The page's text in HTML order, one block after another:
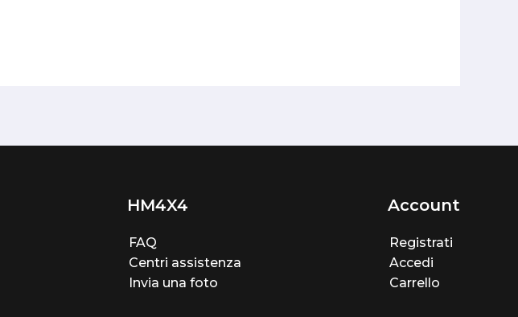
HM4X4
FAQ
Centri assistenza
Invia una foto
Account
Registrati
Accedi
Carrello